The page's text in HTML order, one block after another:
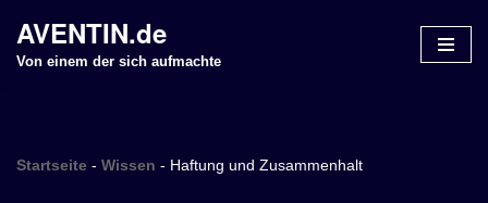
Z
n
AVENTIN.de
Von einem der sich aufmachte
Startseite - Wissen - Haftung und Zusammenhalt